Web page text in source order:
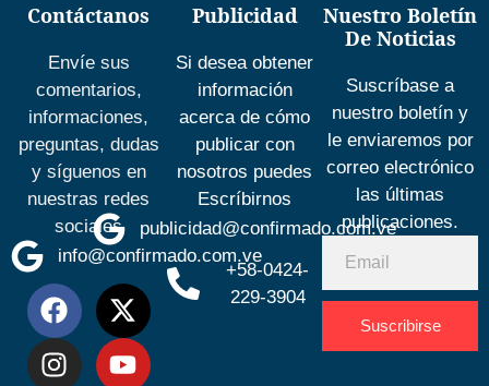
Contáctanos
Envíe sus
comentarios,
informaciones,
preguntas, dudas
y síguenos en
nuestras redes
sociales
info@confirmado.com.ve
Publicidad
Si desea obtener
información
acerca de cómo
publicar con
nosotros puedes
Escríbirnos
publicidad@confirmado.com.ve
+58-0424-
229-3904
Nuestro Boletín
De Noticias
Suscríbase a
nuestro boletín y
le enviaremos por
correo electrónico
las últimas
publicaciones.
Suscribirse